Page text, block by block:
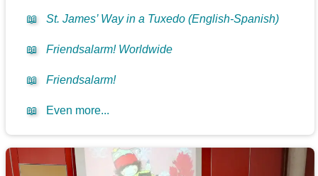
📖 St. James’ Way in a Tuxedo (English-Spanish)
📖 Friendsalarm! Worldwide
📖 Friendsalarm!
📖 Even more...